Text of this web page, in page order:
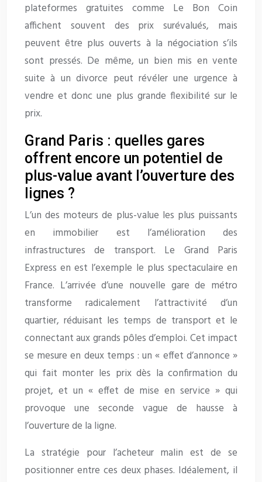
plateformes gratuites comme Le Bon Coin
affichent souvent des prix surévalués, mais
peuvent être plus ouverts à la négociation s’ils
sont pressés. De même, un bien mis en vente
suite à un divorce peut révéler une urgence à
vendre et donc une plus grande flexibilité sur le
prix.
Grand Paris : quelles gares
offrent encore un potentiel de
plus-value avant l’ouverture des
lignes ?
L’un des moteurs de plus-value les plus puissants
en immobilier est l’amélioration des
infrastructures de transport. Le Grand Paris
Express en est l’exemple le plus spectaculaire en
France. L’arrivée d’une nouvelle gare de métro
transforme radicalement l’attractivité d’un
quartier, réduisant les temps de transport et le
connectant aux grands pôles d’emploi. Cet impact
se mesure en deux temps : un « effet d’annonce »
qui fait monter les prix dès la confirmation du
projet, et un « effet de mise en service » qui
provoque une seconde vague de hausse à
l’ouverture de la ligne.
La stratégie pour l’acheteur malin est de se
positionner entre ces deux phases. Idéalement, il